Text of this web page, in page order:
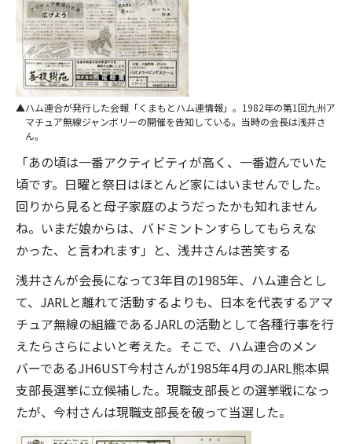
ハム連合が発行した会報「くまもとハム連情報」。1982年の第1回九州ア
マチュア無線ジャンボリーの開催を告知している。当時の会長は浅井さ
ん。
「あの頃は一番アクティビティが高く、一番遊んでいた
頃です。日曜と祭日はほとんど家にはいませんでした。
回りから見ると母子家庭のようだったかも知れません
ね。いまだ娘からは、バドミントンすらしてもらえな
かった、と言われます」と、浅井さんは苦笑する
浅井さんが会長になって3年目の1985年、ハム連合とし
て、JARLと離れて活動するよりも、日本を代表するアマ
チュア無線の組織であるJARLの活動として各種行事を行
えたらさらによいと考えた。そこで、ハム連合のメン
バーであるJH6UST今村さんが1985年4月のJARL熊本県
支部長選挙に立候補した。現職支部長との選挙戦になっ
たが、今村さんは現職支部長を破って当選した。